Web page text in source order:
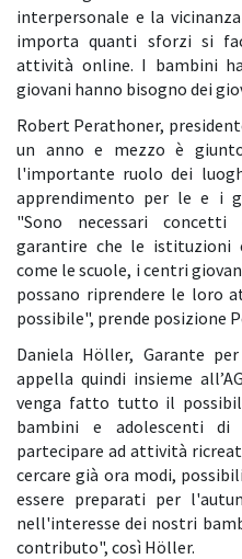
interpersonale e la
importa quanti sforzi si
attività online. I bambini
giovani hanno bisogno dei
Robert Perathoner,
un anno e mezzo è
l'importante ruolo dei
apprendimento per le e i
"Sono necessari
garantire che le istituzioni
come le scuole, i centri
possano riprendere le loro
possibile", prende posizione
Daniela Höller, Garante
appella quindi insieme
venga fatto tutto il
bambini e adolescenti
partecipare ad attività
cercare già ora modi,
essere preparati per
nell'interesse dei nostri
contributo", così Höller.